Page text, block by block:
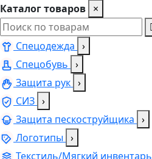
Каталог товаров ×
Спецодежда ›
Спецобувь ›
Защита рук ›
СИЗ ›
Защита пескоструйщика ›
Логотипы ›
Текстиль/Мягкий инвентарь